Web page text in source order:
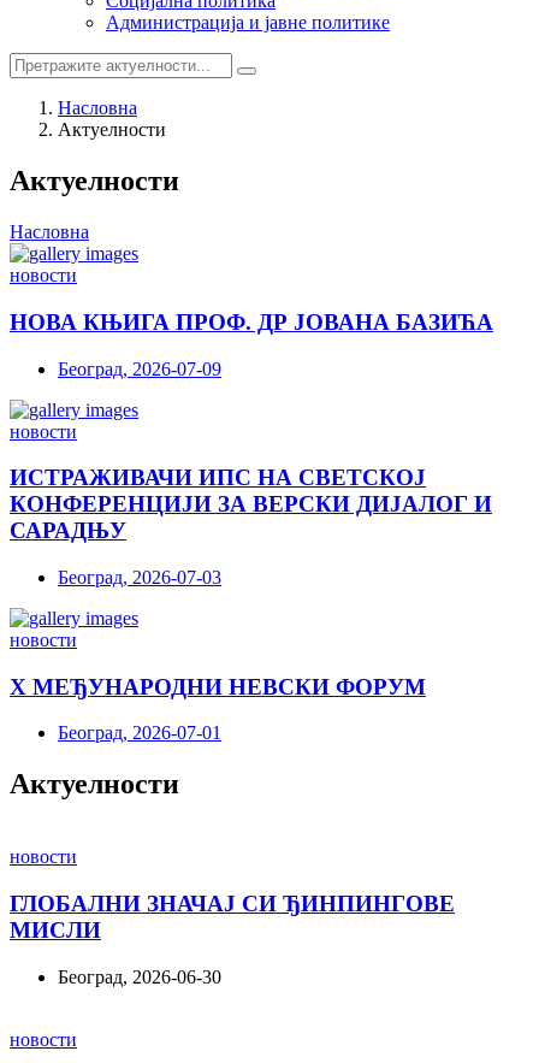
Администрација и јавне политике
Насловна
Актуелности
Актуелности
Насловна
новости
НОВА КЊИГА ПРОФ. ДР ЈОВАНА БАЗИЋА
Београд, 2026-07-09
новости
ИСТРАЖИВАЧИ ИПС НА СВЕТСКОЈ
КОНФЕРЕНЦИЈИ ЗА ВЕРСКИ ДИЈАЛОГ И
САРАДЊУ
Београд, 2026-07-03
новости
X МЕЂУНАРОДНИ НЕВСКИ ФОРУМ
Београд, 2026-07-01
Актуелности
новости
ГЛОБАЛНИ ЗНАЧАЈ СИ ЂИНПИНГОВЕ
МИСЛИ
Београд, 2026-06-30
новости